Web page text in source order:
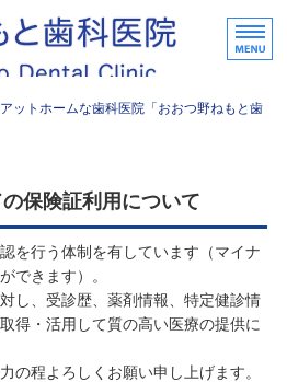
おおつ野
ットホームな歯科医院「おおつ野ねもと歯
保険証利用について
を行う体制を有しています（マイナ
できます）。
し、受診歴、薬剤情報、特定健診情
得・活用して質の高い医療の提供に
の程よろしくお願い申し上げます。